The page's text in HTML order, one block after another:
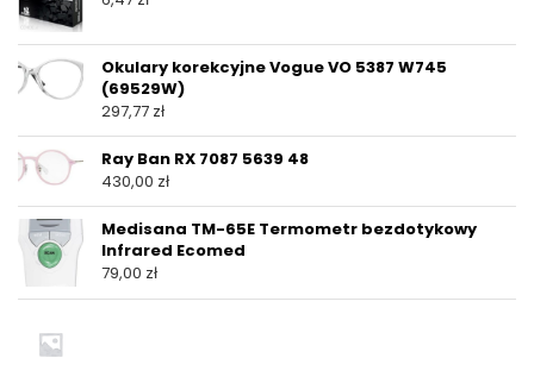
Okulary korekcyjne Vogue VO 5387 W745
(69529W)
297,77 zł
Ray Ban RX 7087 5639 48
430,00 zł
Medisana TM-65E Termometr bezdotykowy
Infrared Ecomed
79,00 zł